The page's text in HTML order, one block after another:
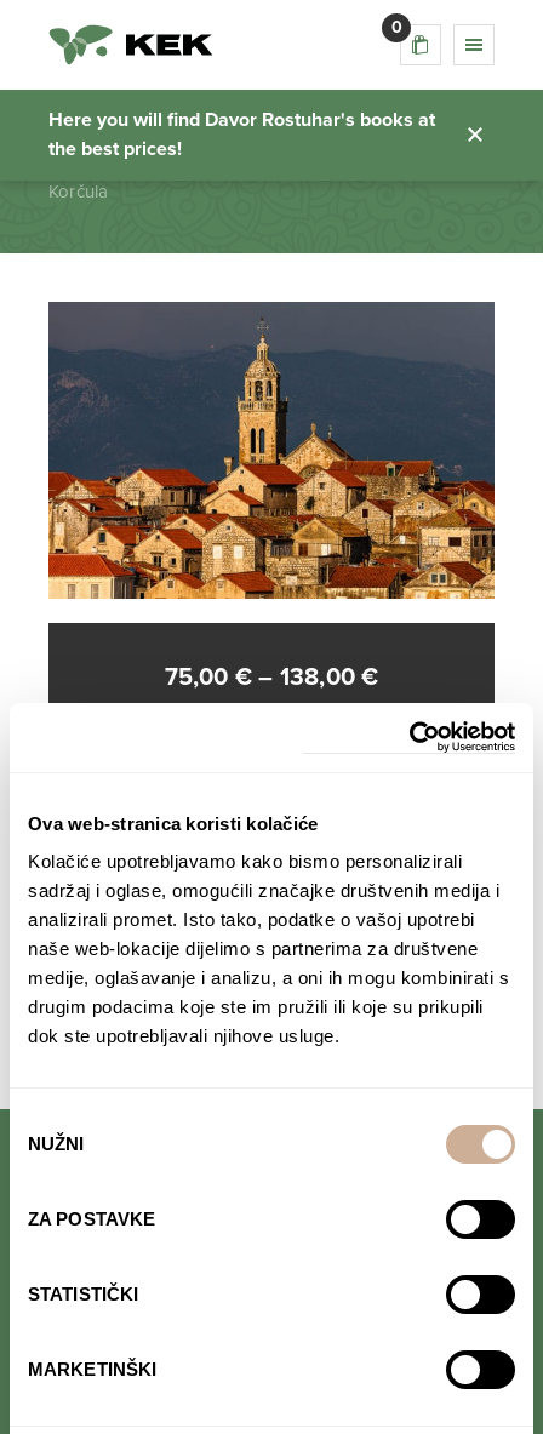
Ova web-stranica koristi kolačiće
Kolačiće upotrebljavamo kako bismo personalizirali
sadržaj i oglase, omogućili značajke društvenih medija i
analizirali promet. Isto tako, podatke o vašoj upotrebi
naše web-lokacije dijelimo s partnerima za društvene
medije, oglašavanje i analizu, a oni ih mogu kombinirati s
drugim podacima koje ste im pružili ili koje su prikupili
dok ste upotrebljavali njihove usluge.
pristanka
NUŽNI
ZA POSTAVKE
STATISTIČKI
MARKETINŠKI
0
Here you will find Davor Rostuhar's books at
the best prices!
Korčula
Homepage
Korčula
75,00 € – 138,00€Price
range:
75,00 €
ADD TO CART
Additional information
Tiskana na visokokvalitetnom foto papiru
Dostupne dimenzije: 60×40 ¦ 90×60 ¦ 120×80
Read interesting stories that we
Find out where we are and follow our
adventure in real time.